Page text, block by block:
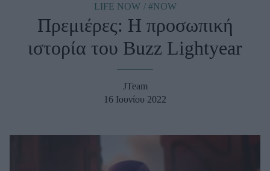
Fashion
Shopping
LIFE NOW #NOW
Πρεμιέρες: Η προσωπική
ιστορία του Buzz Lightyear
JTeam
16 Ιουνίου 2022